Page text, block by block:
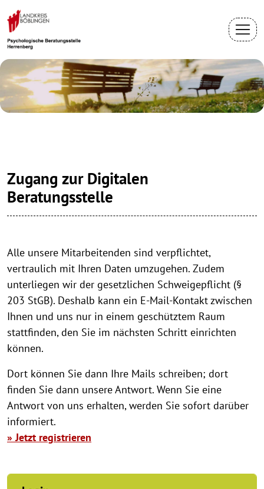
Zugang zur Digitalen
Beratungsstelle
Alle unsere Mitarbeitenden sind verpflichtet,
vertraulich mit Ihren Daten umzugehen. Zudem
unterliegen wir der gesetzlichen Schweigepflicht (§
203 StGB). Deshalb kann ein E-Mail-Kontakt zwischen
Ihnen und uns nur in einem geschütztem Raum
stattfinden, den Sie im nächsten Schritt einrichten
können.
Dort können Sie dann Ihre Mails schreiben; dort
finden Sie dann unsere Antwort. Wenn Sie eine
Antwort von uns erhalten, werden Sie sofort darüber
informiert.
» Jetzt registrieren